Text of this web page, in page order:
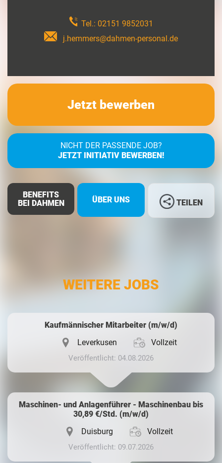
Tel.: 02151 9852031
j.hemmers@dahmen-personal.de
Jetzt bewerben
NICHT DER PASSENDE JOB?
JETZT INITIATIV BEWERBEN!
BENEFITS
BEI DAHMEN
ÜBER UNS TEILEN
WEITERE JOBS
Kaufmännischer Mitarbeiter (m/w/d)
Leverkusen
Vollzeit
Veröffentlicht: 04.08.2026
Maschinen- und Anlagenführer - Maschinenbau bis
30,89 €/Std. (m/w/d)
Duisburg
Vollzeit
Veröffentlicht: 09.07.2026